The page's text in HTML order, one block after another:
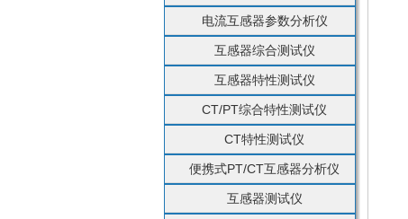
电流互感器参数分析仪
互感器综合测试仪
互感器特性测试仪
CT/PT综合特性测试仪
CT特性测试仪
便携式PT/CT互感器分析仪
互感器测试仪